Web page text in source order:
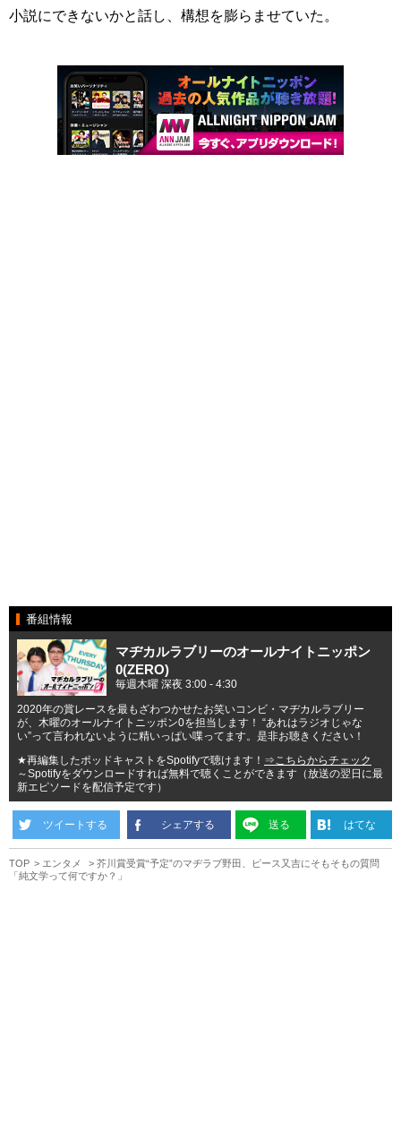
小説にできないかと話し、構想を膨らませていた。
番組情報
マヂカルラブリーのオールナイトニッポン
0(ZERO)
毎週木曜 深夜 3:00 - 4:30
2020年の賞レースを最もざわつかせたお笑いコンビ・マヂカルラブリー
が、木曜のオールナイトニッポン0を担当します！ “あれはラジオじゃな
い”って言われないように精いっぱい喋ってます。是非お聴きください！
★再編集したポッドキャストをSpotifyで聴けます！ ⇒こちらからチェック
～Spotifyをダウンロードすれば無料で聴くことができます（放送の翌日に最
新エピソードを配信予定です）
ツイートする シェアする 送る はてな
TOP エンタメ
芥川賞受賞“予定”のマヂラブ野田、ピース又吉にそもそもの質問
「純文学って何ですか？」